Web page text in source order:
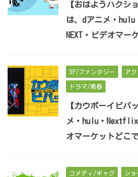
【おはようハクシ
は、dアニメ・hulu
NEXT・ビデオマー
SF/ファンタジー ア
ドラマ/青春
【カウボーイビバ
メ・hulu・Nextflix
オマーケットどこ
コメディ/ギャグ ショ